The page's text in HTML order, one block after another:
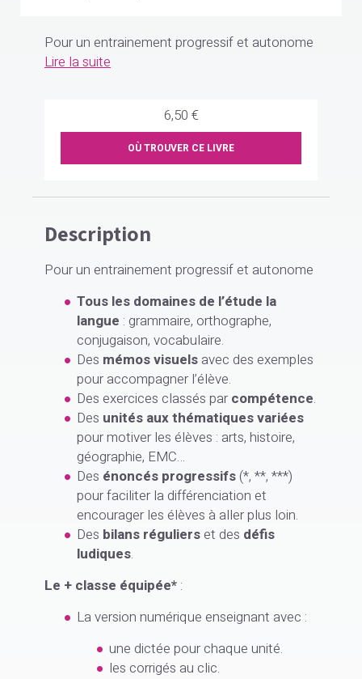
Pour un entrainement progressif et autonome
Lire la suite
6,50 €
OÙ TROUVER CE LIVRE
Description
Pour un entrainement progressif et autonome
Tous les domaines de l’étude la
langue : grammaire, orthographe,
conjugaison, vocabulaire.
Des mémos visuels avec des exemples
pour accompagner l’élève.
Des exercices classés par compétence.
Des unités aux thématiques variées
pour motiver les élèves : arts, histoire,
géographie, EMC…
Des énoncés progressifs(*, **, ***)
pour faciliter la différenciation et
encourager les élèves à aller plus loin.
Des bilans régulierset des défis
ludiques.
Le + classe équipée* :
La version numérique enseignant avec :
une dictée pour chaque unité.
les corrigés au clic.